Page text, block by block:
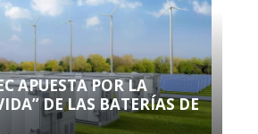
APUESTA POR LA
DE LAS BATERÍAS DE